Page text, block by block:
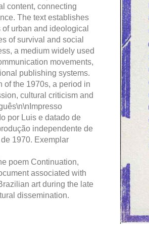
content, connecting
The text establishes
urban and ideological
of survival and social
a medium widely used
movements,
publishing systems.
of the 1970s, a period in
cultural criticism and
por Luis e datado de
independente de
1970. Exemplar
poem Continuation,
associated with
art during the late
dissemination.